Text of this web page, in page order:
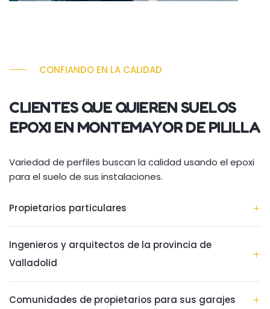
CONFIANDO EN LA CALIDAD
CLIENTES QUE QUIEREN SUELOS
EPOXI EN MONTEMAYOR DE PILILLA
Variedad de perfiles buscan la calidad usando el epoxi
para el suelo de sus instalaciones.
Propietarios particulares
Ingenieros y arquitectos de la provincia de
Valladolid
Comunidades de propietarios para sus garajes